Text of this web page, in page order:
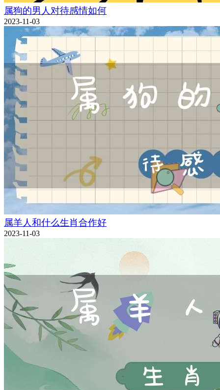
属狗的男人对待感情如何
2023-11-03
属羊人和什么生肖合作好
2023-11-03